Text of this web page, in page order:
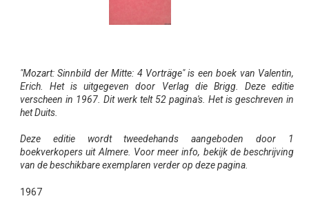
"Mozart: Sinnbild der Mitte: 4 Vorträge" is een boek van Valentin,
Erich. Het is uitgegeven door Verlag die Brigg. Deze editie
verscheen in 1967. Dit werk telt 52 pagina's. Het is geschreven in
het Duits.
Deze editie wordt tweedehands aangeboden door 1
boekverkopers uit Almere. Voor meer info, bekijk de beschrijving
van de beschikbare exemplaren verder op deze pagina.
1967